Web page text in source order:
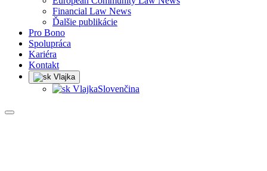
Financial Law News
Ďalšie publikácie
Pro Bono
Spolupráca
Kariéra
Kontakt
Slovenčina